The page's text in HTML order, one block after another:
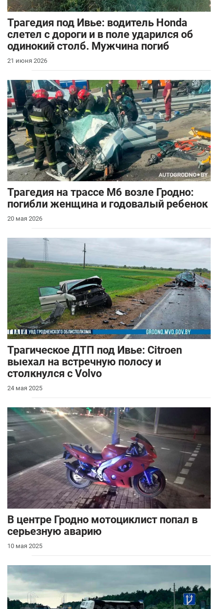
Трагедия под Ивье: водитель Honda
слетел с дороги и в поле ударился об
одинокий столб. Мужчина погиб
21 июня 2026
Трагедия на трассе М6 возле Гродно:
погибли женщина и годовалый ребенок
20 мая 2026
Трагическое ДТП под Ивье: Citroen
выехал на встречную полосу и
столкнулся с Volvo
24 мая 2025
В центре Гродно мотоциклист попал в
серьезную аварию
10 мая 2025